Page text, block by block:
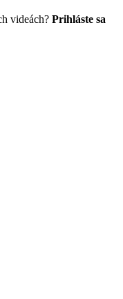
videách? Prihláste sa